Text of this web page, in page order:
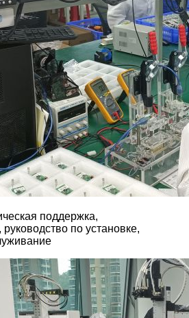
поддержка,
по установке,